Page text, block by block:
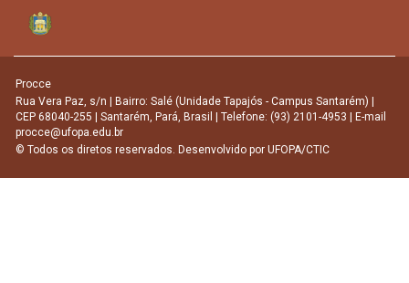
Procce
Rua Vera Paz, s/n | Bairro: Salé (Unidade Tapajós - Campus Santarém) |
CEP 68040-255 | Santarém, Pará, Brasil | Telefone: (93) 2101-4953 | E-mail
procce@ufopa.edu.br
© Todos os diretos reservados. Desenvolvido por UFOPA/CTIC